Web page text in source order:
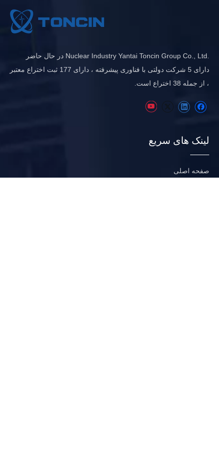
.Nuclear Industry Yantai Toncin Group Co., Ltd در حال حاضر
دارای 5 شرکت دولتی با فناوری پیشرفته ، دارای 177 ثبت اختراع معتبر
، از جمله 38 اختراع است.
لینک های سریع
صفحه اصلی